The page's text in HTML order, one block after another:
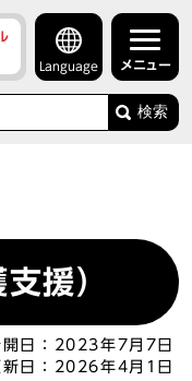
Language メニュー
検索
援）
日：
2023年7月7日
日：
2026年4月1日